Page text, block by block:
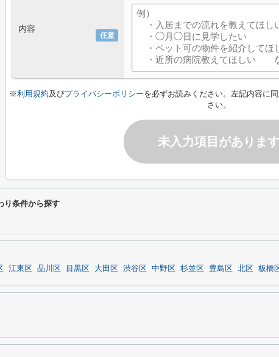
任意
内容
※利用規約及びプライバシーポリシーを必ずお読みください。左記内容に
さい。
未入力項目があります
り条件から探す
江東区 品川区 目黒区 大田区 渋谷区 中野区 杉並区 豊島区 北区 板橋